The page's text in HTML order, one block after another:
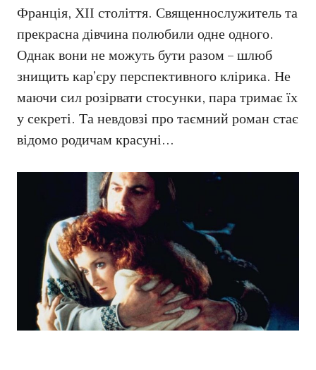
Франція, ХІІ століття. Священнослужитель та
прекрасна дівчина полюбили одне одного.
Однак вони не можуть бути разом – шлюб
знищить кар’єру перспективного клірика. Не
маючи сил розірвати стосунки, пара тримає їх
у секреті. Та невдовзі про таємний роман стає
відомо родичам красуні…